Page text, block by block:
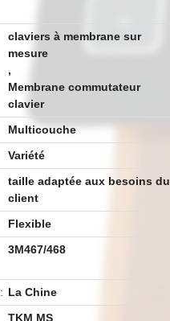
claviers à membrane sur
mesure
,
Membrane commutateur
clavier
Multicouche
Variété
taille adaptée aux besoins du
client
Flexible
3M467/468
La Chine
TKM MS